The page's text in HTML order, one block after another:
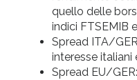
quello delle
indici FTSEMIB
Spread ITA/
interesse italiani
Spread EU/